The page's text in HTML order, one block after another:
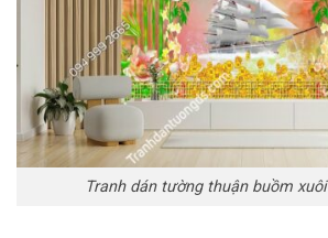
Tranh dán tường thuận buồm